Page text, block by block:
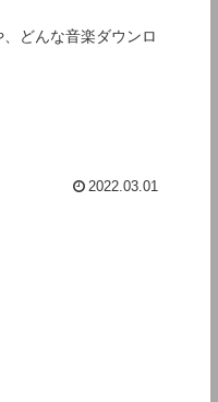
どんな音楽ダウンロ
2022.03.01